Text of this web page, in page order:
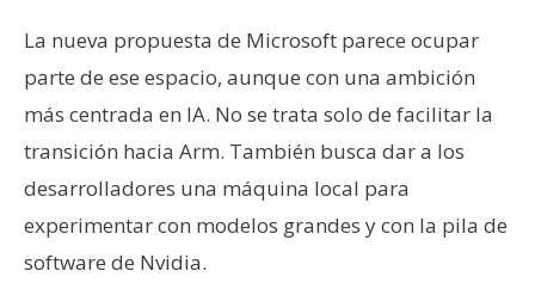
La nueva propuesta de Microsoft parece ocupar
parte de ese espacio, aunque con una ambición
más centrada en IA. No se trata solo de facilitar la
transición hacia Arm. También busca dar a los
desarrolladores una máquina local para
experimentar con modelos grandes y con la pila de
software de Nvidia.